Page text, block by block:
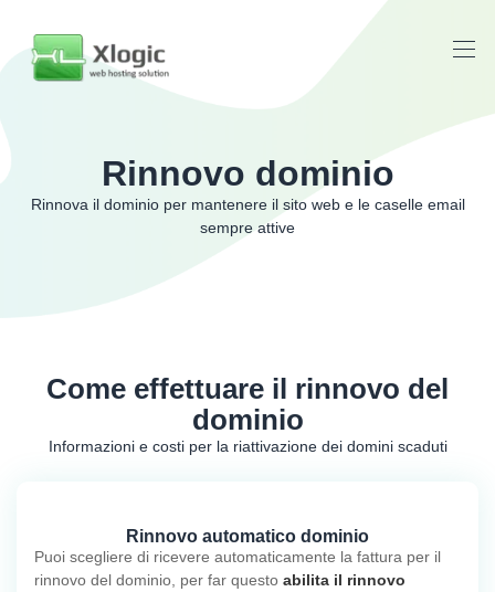
Rinnovo dominio
Rinnova il dominio per mantenere il sito web e le caselle email
sempre attive
Come effettuare il rinnovo del
dominio
Informazioni e costi per la riattivazione dei domini scaduti
Rinnovo automatico dominio
Puoi scegliere di ricevere automaticamente la fattura per il
rinnovo del dominio, per far questo abilita il rinnovo